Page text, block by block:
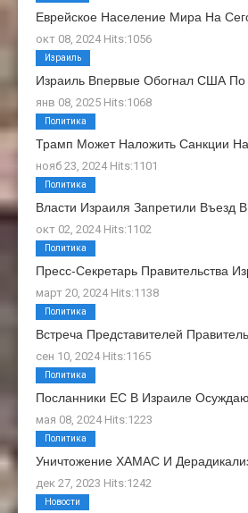
Еврейское Население Мира На
окт 08, 2024 Hits:1056
Израиль Впервые Обогнал США
янв 08, 2025 Hits:1068
Израиль
Трамп Может Наложить Санкции
нояб 23, 2024 Hits:1101
Политика
Власти Израиля Запретили Въезд
окт 02, 2024 Hits:1102
Политика
Пресс-Секретарь Правительства
март 20, 2024 Hits:1138
Политика
Встреча Представителей
сен 10, 2024 Hits:1165
Политика
Посланники ЕС В Израиле
мая 08, 2024 Hits:1223
Политика
Уничтожение ХАМАС И
дек 27, 2023 Hits:1242
Политика
Новости